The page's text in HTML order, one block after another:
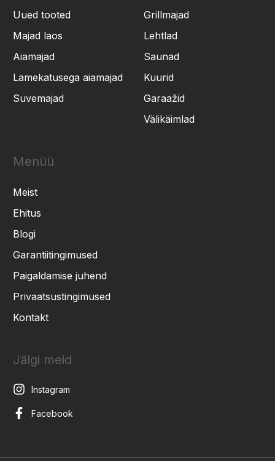
Uued tooted
Majad laos
Aiamajad
Lamekatusega aiamajad
Suvemajad
Grillmajad
Lehtlad
Saunad
Kuurid
Garaažid
Välikäimlad
Menüü
Meist
Ehitus
Blogi
Garantiitingimused
Paigaldamise juhend
Privaatsustingimused
Kontakt
Jälgi meid
Instagram
Facebook